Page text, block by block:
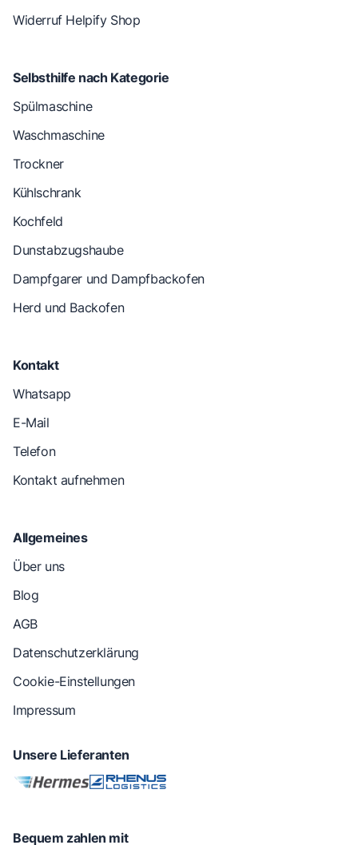
Widerruf Helpify Shop
Selbsthilfe nach Kategorie
Spülmaschine
Waschmaschine
Trockner
Kühlschrank
Kochfeld
Dunstabzugshaube
Dampfgarer und Dampfbackofen
Herd und Backofen
Kontakt
Whatsapp
E-Mail
Telefon
Kontakt aufnehmen
Allgemeines
Über uns
Blog
AGB
Datenschutzerklärung
Cookie-Einstellungen
Impressum
Unsere Lieferanten
Bequem zahlen mit